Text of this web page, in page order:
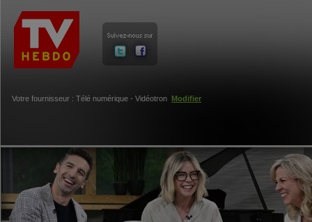
Votre fournisseur : Télé numérique - Vidéotron Modifier